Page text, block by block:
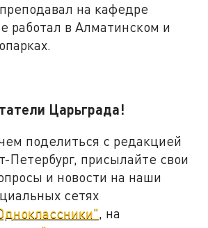
на кафедре
работал в Алматинском и
Царьграда!
поделиться с редакцией
Петербург, присылайте свои
и новости на наши
сетях
, на